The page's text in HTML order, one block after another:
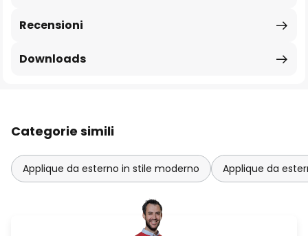
Recensioni
Downloads
Categorie simili
Applique da esterno in stile moderno Applique da